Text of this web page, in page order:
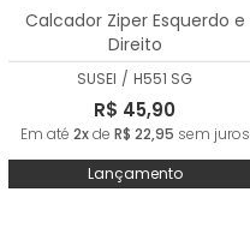
Calcador Ziper Esquerdo e
Direito
SUSEI / H551 SG
R$ 45,90
Em até 2xde R$ 22,95 sem juros
Lançamento